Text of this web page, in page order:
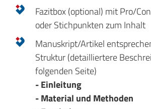
Fazitbox (optional) mit Pro/
oder Stichpunkten zum Inhalt
Manuskript/Artikel
Struktur (detailliertere
folgenden Seite)
- Einleitung
- Material und Methoden